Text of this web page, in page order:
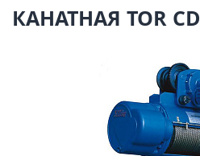
КАНАТНАЯ TOR CD